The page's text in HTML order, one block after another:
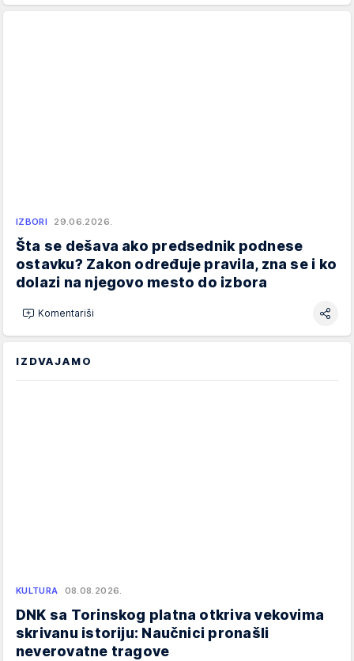
IZBORI 29.06.2026.
Šta se dešava ako predsednik podnese
ostavku? Zakon određuje pravila, zna se i ko
dolazi na njegovo mesto do izbora
Komentariši
IZDVAJAMO
KULTURA 08.08.2026.
DNK sa Torinskog platna otkriva vekovima
skrivanu istoriju: Naučnici pronašli
neverovatne tragove